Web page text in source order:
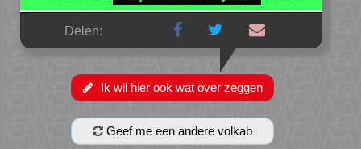
Delen:
Ik wil hier ook wat over zeggen
Geef me een andere volkab